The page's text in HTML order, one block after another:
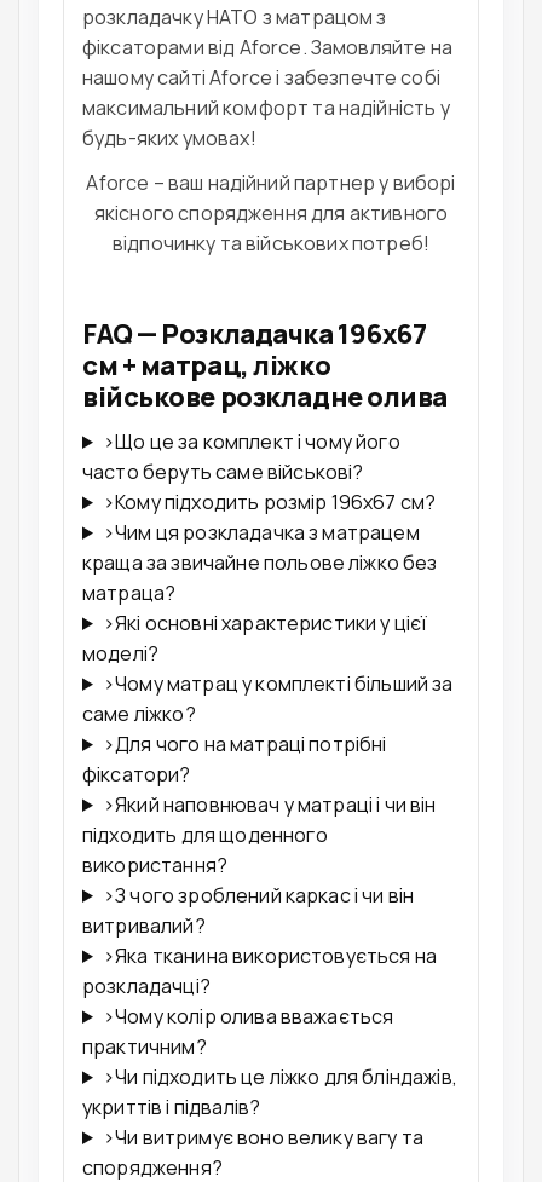
розкладачку НАТО з матрацом з
фіксаторами від Aforce. Замовляйте на
нашому сайтіAforceі забезпечте собі
максимальний комфорт та надійність у
будь-яких умовах!
Aforce – ваш надійний партнер у виборі
якісного спорядження для активного
відпочинку та військових потреб!
FAQ — Розкладачка 196x67
см + матрац, ліжко
військове розкладне олива
›Що це за комплект і чому його
часто беруть саме військові?
›Кому підходить розмір 196x67 см?
›Чим ця розкладачка з матрацем
краща за звичайне польове ліжко без
матраца?
›Які основні характеристики у цієї
моделі?
›Чому матрац у комплекті більший за
саме ліжко?
›Для чого на матраці потрібні
фіксатори?
›Який наповнювач у матраці і чи він
підходить для щоденного
використання?
›З чого зроблений каркас і чи він
витривалий?
›Яка тканина використовується на
розкладачці?
›Чому колір олива вважається
практичним?
›Чи підходить це ліжко для бліндажів,
укриттів і підвалів?
›Чи витримує воно велику вагу та
спорядження?